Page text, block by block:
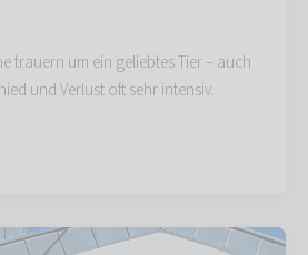
trauern um ein geliebtes Tier – auch
und Verlust oft sehr intensiv.